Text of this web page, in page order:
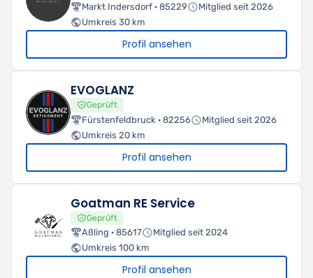
Markt Indersdorf · 85229
Mitglied seit 2026
Umkreis 30 km
Profil ansehen
EVOGLANZ
Geprüft
Fürstenfeldbruck · 82256
Mitglied seit 2026
Umkreis 20 km
Profil ansehen
Goatman RE Service
Geprüft
Aßling · 85617
Mitglied seit 2024
Umkreis 100 km
Profil ansehen